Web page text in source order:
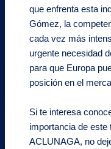
que enfrenta esta
Gómez, la
cada vez más
urgente necesidad
para que Europa
posición en el
Si te interesa
importancia de
ACLUNAGA, no